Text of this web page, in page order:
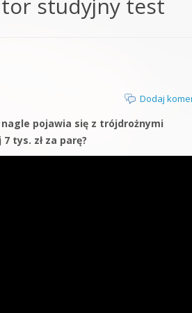
studyjny test
Dodaj
pojawia się z trójdrożnymi
tys. zł za parę?